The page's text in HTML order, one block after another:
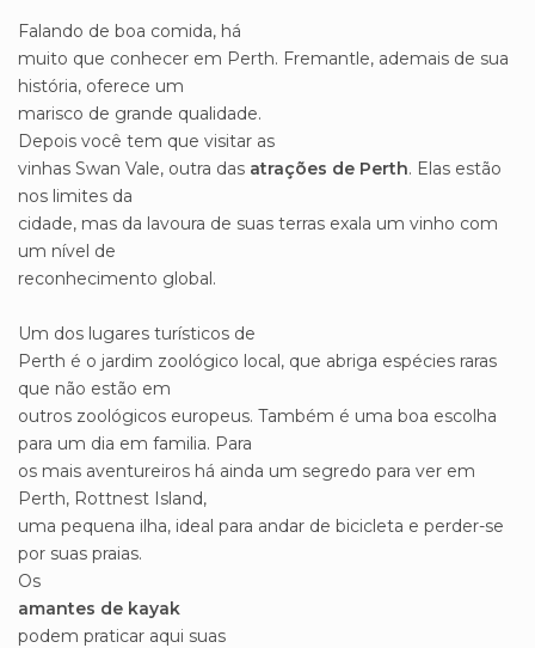
Falando de boa comida, há
muito que conhecer em Perth. Fremantle, ademais de sua
história, oferece um
marisco de grande qualidade.
Depois você tem que visitar as
vinhas Swan Vale, outra das atrações de Perth. Elas estão
nos limites da
cidade, mas da lavoura de suas terras exala um vinho com
um nível de
reconhecimento global.
Um dos lugares turísticos de
Perth é o jardim zoológico local, que abriga espécies raras
que não estão em
outros zoológicos europeus. Também é uma boa escolha
para um dia em familia. Para
os mais aventureiros há ainda um segredo para ver em
Perth, Rottnest Island,
uma pequena ilha, ideal para andar de bicicleta e perder-se
por suas praias.
Os
amantes de kayak
podem praticar aqui suas